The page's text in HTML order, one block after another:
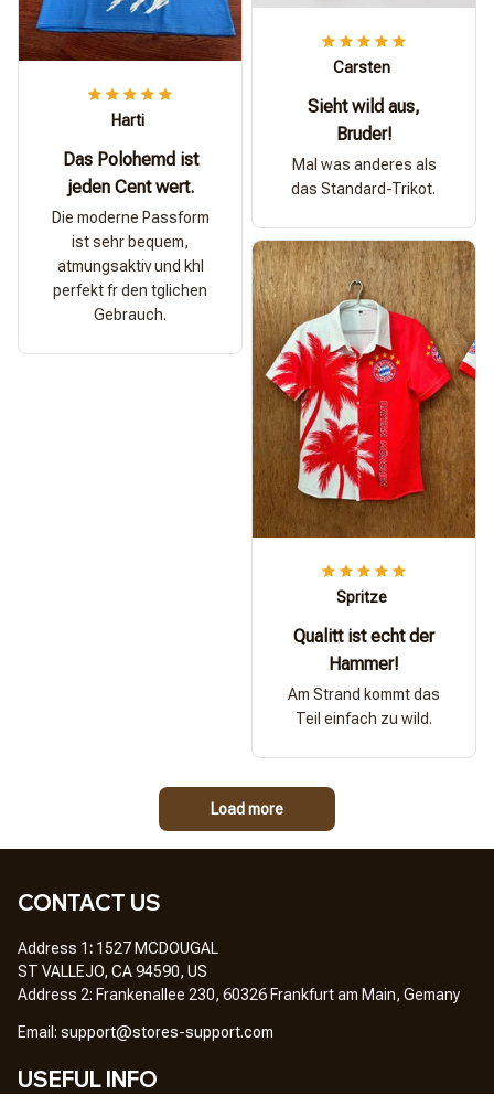
Carsten
Sieht wild aus,
Bruder!
Mal was anderes als
das Standard-Trikot.
Harti
Das Polohemd ist
jeden Cent wert.
Die moderne Passform
ist sehr bequem,
atmungsaktiv und khl
perfekt fr den tglichen
Gebrauch.
Spritze
Qualitt ist echt der
Hammer!
Am Strand kommt das
Teil einfach zu wild.
Load more
CONTACT US
Address 1: 1527 MCDOUGAL
ST VALLEJO, CA 94590, US
Address 2: Frankenallee 230, 60326 Frankfurt am Main, Gemany
Email: support@stores-support.com
USEFUL INFO